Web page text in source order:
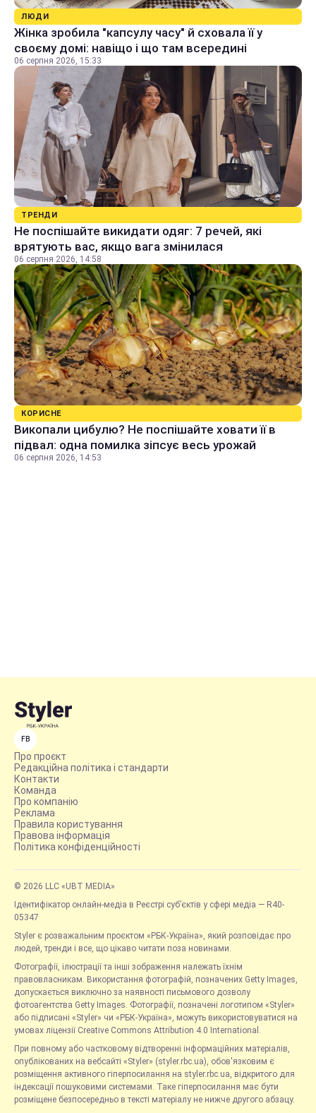
ЛЮДИ
Жінка зробила "капсулу часу" й сховала її у
своєму домі: навіщо і що там всередині
06 серпня 2026, 15:33
ТРЕНДИ
Не поспішайте викидати одяг: 7 речей, які
врятують вас, якщо вага змінилася
06 серпня 2026, 14:58
КОРИСНЕ
Викопали цибулю? Не поспішайте ховати її в
підвал: одна помилка зіпсує весь урожай
06 серпня 2026, 14:53
FB
Про проєкт
Редакційна політика і стандарти
Контакти
Команда
Про компанію
Реклама
Правила користування
Правова інформація
Політика конфіденційності
© 2026 LLC «UBT MEDIA»
Ідентифікатор онлайн-медіа в Реєстрі суб’єктів у сфері медіа — R40-
05347
Styler є розважальним проєктом «РБК-Україна», який розповідає про
людей, тренди і все, що цікаво читати поза новинами.
Фотографії, ілюстрації та інші зображення належать їхнім
правовласникам. Використання фотографій, позначених Getty Images,
допускається виключно за наявності письмового дозволу
фотоагентства Getty Images. Фотографії, позначені логотипом «Styler»
або підписані «Styler» чи «РБК-Україна», можуть використовуватися на
умовах ліцензії Creative Commons Attribution 4.0 International.
При повному або частковому відтворенні інформаційних матеріалів,
опублікованих на вебсайті «Styler» (styler.rbc.ua), обов'язковим є
розміщення активного гіперпосилання на styler.rbc.ua, відкритого для
індексації пошуковими системами. Таке гіперпосилання має бути
розміщене безпосередньо в тексті матеріалу не нижче другого абзацу.